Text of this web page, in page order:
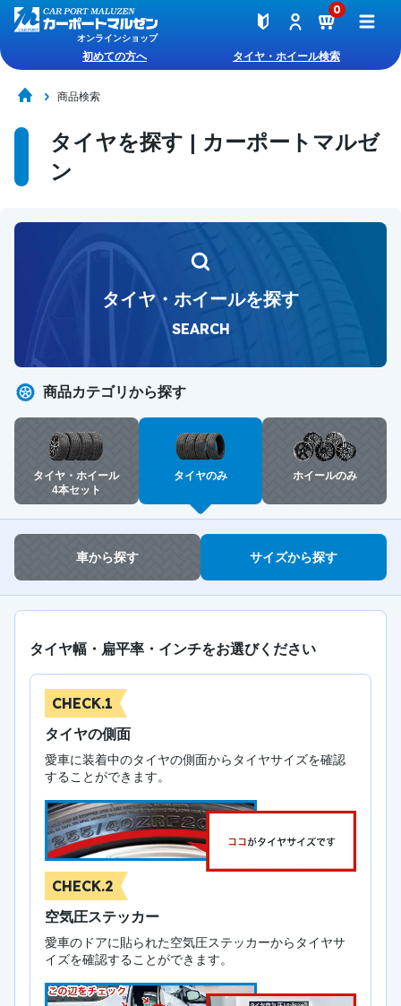
オンラインショップ
0
初めての方へ タイヤ・ホイール検索
商品検索
タイヤを探す | カーポートマルゼ
ン
タイヤ・ホイールを探す
SEARCH
商品カテゴリから探す
タイヤ・ホイール
4本セット
タイヤのみ ホイールのみ
車から探す サイズから探す
タイヤ幅・扁平率・インチをお選びください
CHECK.1
タイヤの側面
愛車に装着中のタイヤの側面からタイヤサイズを確認
することができます。
CHECK.2
空気圧ステッカー
愛車のドアに貼られた空気圧ステッカーからタイヤサ
イズを確認することができます。